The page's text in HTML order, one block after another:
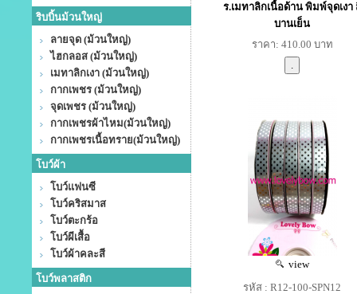
ริบบิ้นม้วนใหญ่
ลายจุด (ม้วนใหญ่)
ไฮกลอส (ม้วนใหญ่)
เมทาลิกเงา (ม้วนใหญ่)
กากเพชร (ม้วนใหญ่)
จุดเพชร (ม้วนใหญ่)
กากเพชรผ้าไหม(ม้วนใหญ่)
กากเพชรเนื้อทราย(ม้วนใหญ่)
โบว์ผ้า
โบว์แฟนซี
โบว์คริสมาส
โบว์ตะกร้อ
โบว์ผีเสื้อ
โบว์ผ้าคละสี
โบว์พลาสติก
ร.เมทาลิกเนื้อด้าน พิมพ์จุดเงา
บานเย็น
ราคา: 410.00 บาท
view
รหัส : R12-100-SPN12